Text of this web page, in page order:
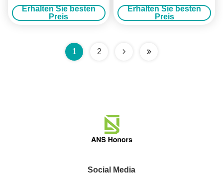
Grundschutz
Erhalten Sie besten
Preis
Stecker AU/NZ 10A
Erhalten Sie besten
Preis
1 2
Social Media